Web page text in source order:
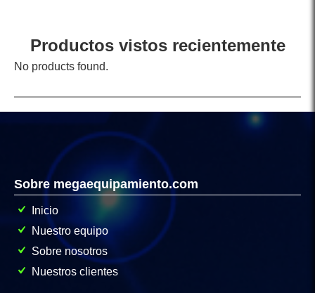
Productos vistos recientemente
No products found.
Sobre megaequipamiento.com
Inicio
Nuestro equipo
Sobre nosotros
Nuestros clientes